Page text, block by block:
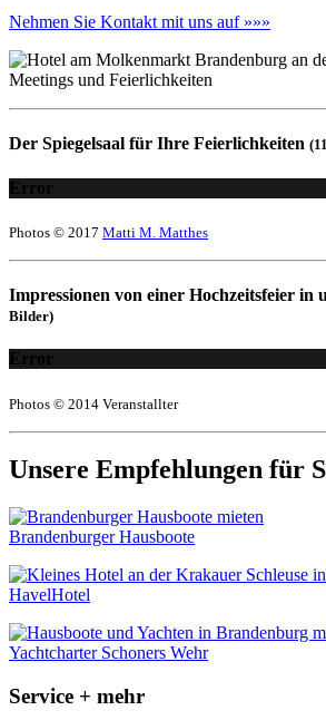
Nehmen Sie Kontakt mit uns auf »»»
Der Spiegelsaal für Ihre Feierlichkeiten
Error
Photos © 2017 Matti M. Matthes
Impressionen von einer Hochzeitsfeier in
Bilder)
Error
Photos © 2014 Veranstallter
Unsere Empfehlungen für
Brandenburger Hausboote
HavelHotel
Yachtcharter Schoners Wehr
Service + mehr